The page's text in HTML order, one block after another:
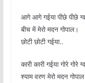
आगे आगे गईया पीछे पीछे
बीच में मेरो मदन गोपाल।
छोटी छोटी गईया..
कारी कारी गईया गोरे गोरे
श्याम वरण मेरो मदन